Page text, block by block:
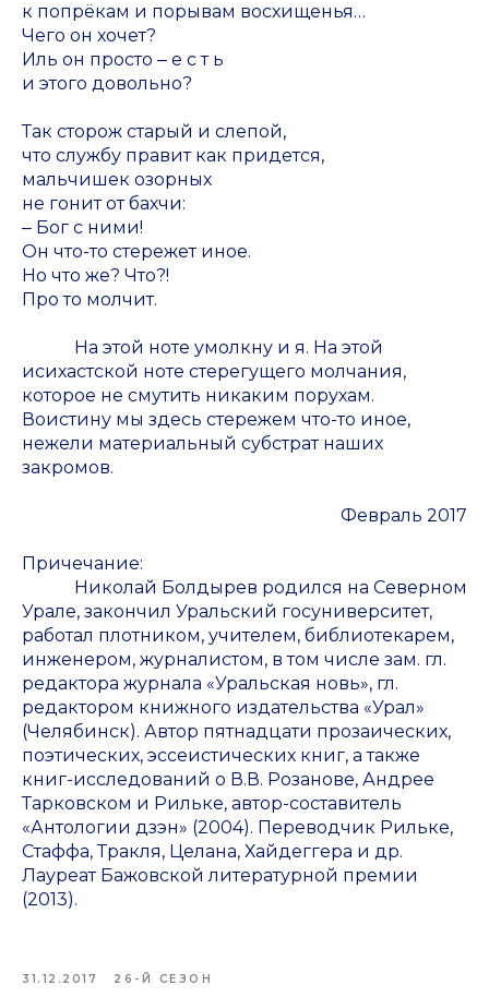
к попрёкам и порывам восхищенья…
Чего он хочет?
Иль он просто ‒ е с т ь
и этого довольно?
Так сторож старый и слепой,
что службу правит как придется,
мальчишек озорных
не гонит от бахчи:
‒ Бог с ними!
Он что-то стережет иное.
Но что же? Что?!
Про то молчит.
На этой ноте умолкну и я. На этой
исихастской ноте стерегущего молчания,
которое не смутить никаким порухам.
Воистину мы здесь стережем что-то иное,
нежели материальный субстрат наших
закромов.
Февраль 2017
Причечание:
Николай Болдырев родился на Северном
Урале, закончил Уральский госуниверситет,
работал плотником, учителем, библиотекарем,
инженером, журналистом, в том числе зам. гл.
редактора журнала «Уральская новь», гл.
редактором книжного издательства «Урал»
(Челябинск). Автор пятнадцати прозаических,
поэтических, эссеистических книг, а также
книг-исследований о В.В. Розанове, Андрее
Тарковском и Рильке, автор-составитель
«Антологии дзэн» (2004). Переводчик Рильке,
Стаффа, Тракля, Целана, Хайдеггера и др.
Лауреат Бажовской литературной премии
(2013).
31.12.2017 26-Й СЕЗОН